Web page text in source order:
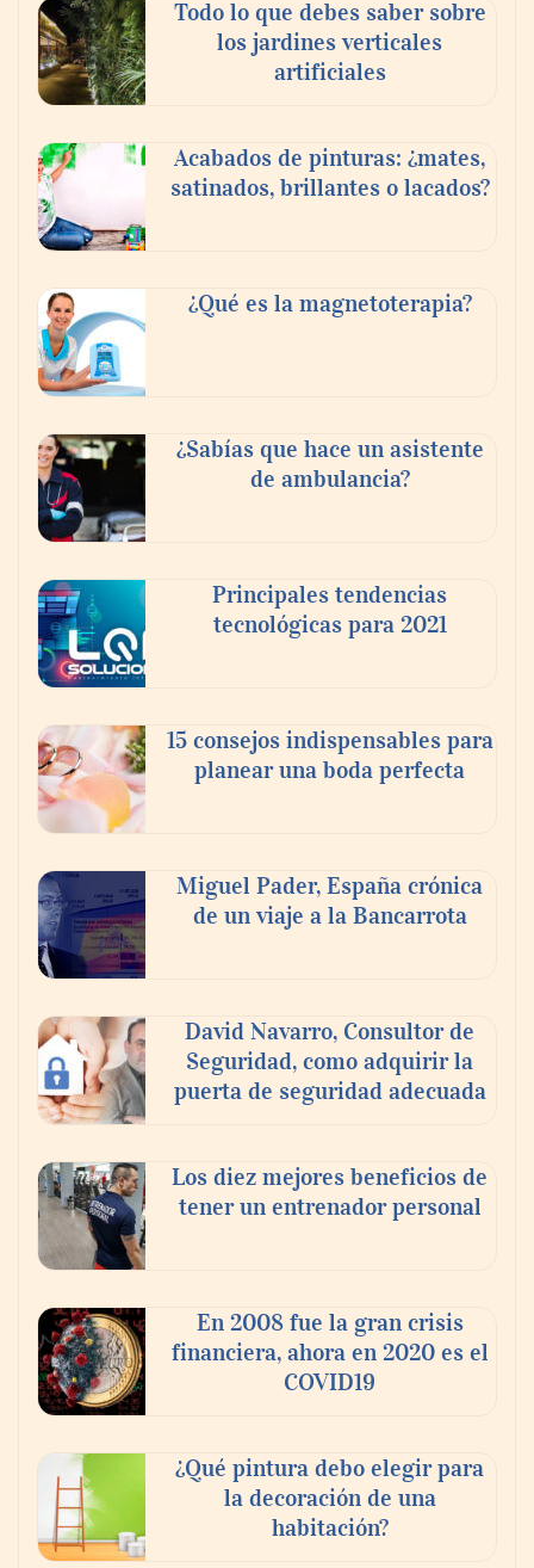
buscan proyectar talento mexicano y
fortalecer el turismo médico
En el Día de la Cerveza, Grupo Modelo
mundo elige para reunirse: 7 de cada 10 la
escogen
compromiso para el eclipse solar del 12 de
agosto
‘El ransomware se puede vencer. No
Ricardo Palacio Escobar
Todo lo que debes saber sobre
los jardines verticales
artificiales
Acabados de pinturas: ¿mates,
satinados, brillantes o lacados?
¿Qué es la magnetoterapia?
¿Sabías que hace un asistente
de ambulancia?
Principales tendencias
tecnológicas para 2021
15 consejos indispensables para
planear una boda perfecta
Miguel Pader, España crónica
de un viaje a la Bancarrota
David Navarro, Consultor de
Seguridad, como adquirir la
puerta de seguridad adecuada
Los diez mejores beneficios de
tener un entrenador personal
En 2008 fue la gran crisis
financiera, ahora en 2020 es el
COVID19
¿Qué pintura debo elegir para
la decoración de una
habitación?